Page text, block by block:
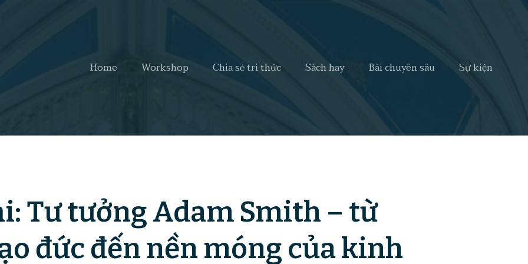
Home Workshop Chia sẻ tri thức Sách hay Bài chuyên sâu Sự kiện
Tư tưởng Adam Smith – từ
đức đến nền móng của kinh